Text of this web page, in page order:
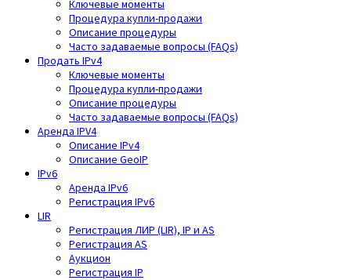
Ключевые моменты
Процедура купли-продажи
Описание процедуры
Часто задаваемые вопросы (FAQs)
Продать IPv4
Ключевые моменты
Процедура купли-продажи
Описание процедуры
Часто задаваемые вопросы (FAQs)
Аренда IPV4
Описание IPv4
Описание GeoIP
IPv6
Аренда IPv6
Регистрация IPv6
LIR
Регистрация ЛИР (LIR), IP и AS
Регистрация AS
Аукцион
Регистрация IP